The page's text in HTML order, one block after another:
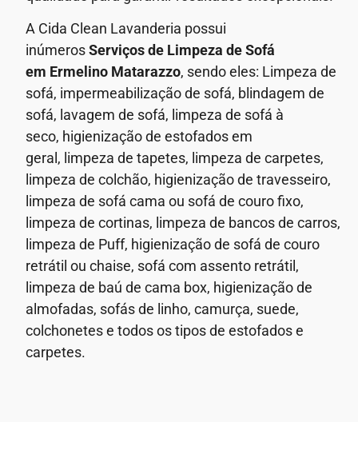
A Cida Clean Lavanderia possui
inúmerosServiços de Limpeza de Sofá
em Ermelino Matarazzo, sendo eles: Limpeza de
sofá, impermeabilização de sofá, blindagem de
sofá, lavagem de sofá, limpeza de sofá à
seco, higienização de estofados em
geral, limpeza de tapetes, limpeza de carpetes,
limpeza de colchão, higienização de travesseiro,
limpeza de sofá cama ou sofá de couro fixo,
limpeza de cortinas, limpeza de bancos de carros,
limpeza de Puff, higienização de sofá de couro
retrátil ou chaise, sofá com assento retrátil,
limpeza de baú de cama box, higienização de
almofadas, sofás de linho, camurça, suede,
colchonetes e todos os tipos de estofados e
carpetes.